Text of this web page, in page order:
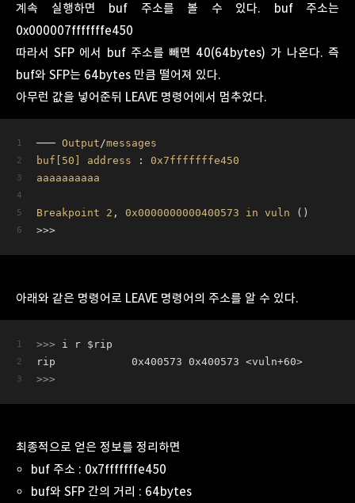
계속 실행하면 buf 주소를 볼 수 있다. buf 주소는
0x000007fffffffe450
따라서 SFP 에서 buf 주소를 빼면 40(64bytes) 가 나온다. 즉
buf와 SFP는 64bytes 만큼 떨어져 있다.
아무런 값을 넣어준뒤 LEAVE 명령어에서 멈추었다.
─── Output /messages
buf [50] address : 0x7fffffffe450
aaaaaaaaaa
Breakpoint 2 , 0x0000000000400573 in vuln ()
>>>
아래와 같은 명령어로 LEAVE 명령어의 주소를 알 수 있다.
>>>
i r $rip
rip            0x400573 0x400573 <vuln+60>
>>>
최종적으로 얻은 정보를 정리하면
buf 주소 : 0x7fffffffe450
buf와 SFP 간의 거리 : 64bytes